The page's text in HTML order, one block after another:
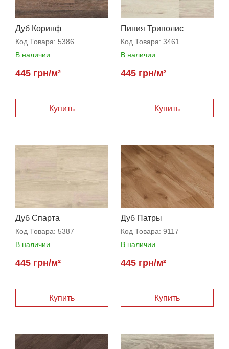
Дуб Коринф
Код Товара: 5386
В наличии
445 грн/м²
Купить
Пиния Триполис
Код Товара: 3461
В наличии
445 грн/м²
Купить
Дуб Спарта
Код Товара: 5387
В наличии
445 грн/м²
Купить
Дуб Патры
Код Товара: 9117
В наличии
445 грн/м²
Купить